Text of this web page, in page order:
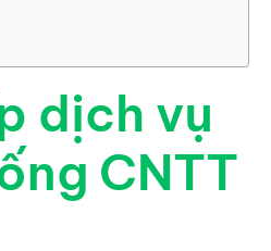
dịch vụ
CNTT